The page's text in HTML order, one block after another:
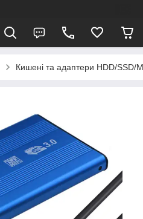
Кишені та адаптери HDD/SSD/